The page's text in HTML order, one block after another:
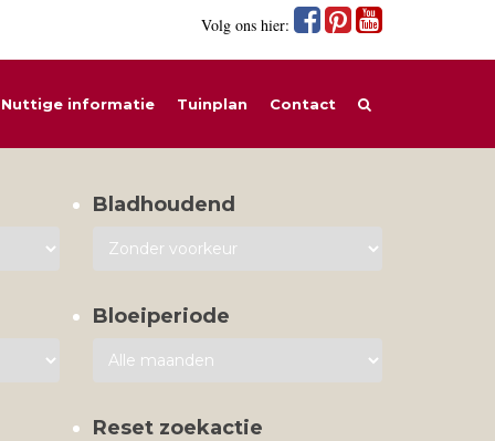
Volg ons hier:
Nuttige informatie Tuinplan Contact
Bladhoudend
Bloeiperiode
Reset zoekactie